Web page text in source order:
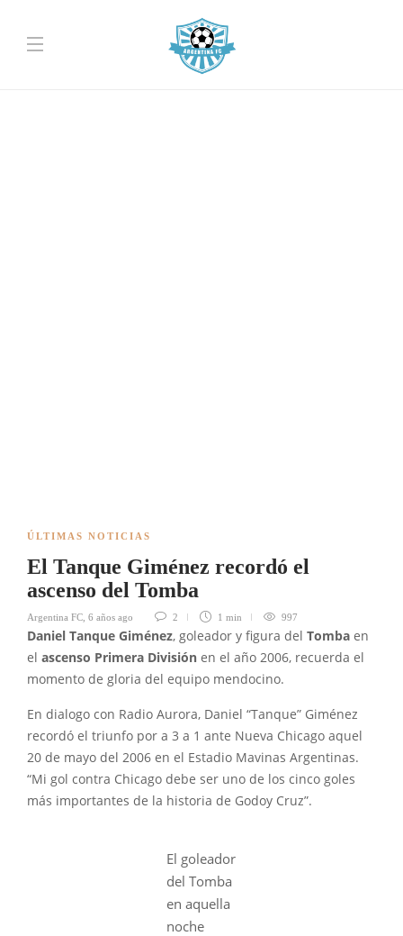
ÚLTIMAS NOTICIAS
El Tanque Giménez recordó el
ascenso del Tomba
Argentina FC 6 años ago 2 1 min 997
Daniel Tanque Giménez, goleador y figura del Tomba en
el ascenso Primera División en el año 2006, recuerda el
momento de gloria del equipo mendocino.
En dialogo con Radio Aurora, Daniel “Tanque” Giménez
recordó el triunfo por a 3 a 1 ante Nueva Chicago aquel
20 de mayo del 2006 en el Estadio Mavinas Argentinas.
“Mi gol contra Chicago debe ser uno de los cinco goles
más importantes de la historia de Godoy Cruz”.
El goleador
del Tomba
en aquella
noche